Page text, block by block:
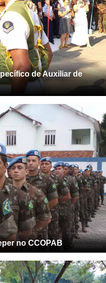
de Auxiliar de
no CCOPAB